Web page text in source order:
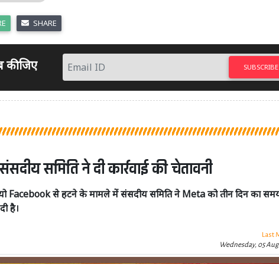
SHARE
कीजिए SUBSCRIBE
समिति ने दी कार्रवाई की चेतावनी
Facebook से हटने के मामले में संसदीय समिति ने Meta को तीन दिन का
है।
Last
Wednesday, 05